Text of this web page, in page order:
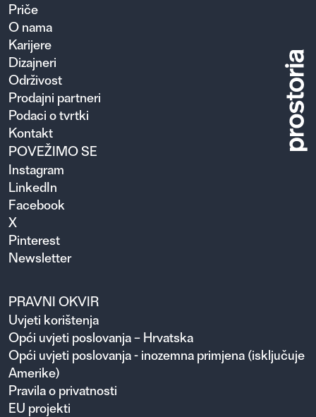
Priče
O nama
Karijere
Dizajneri
Održivost
Prodajni partneri
Podaci o tvrtki
Kontakt
POVEŽIMO SE
Instagram
LinkedIn
Facebook
X
Pinterest
Newsletter
PRAVNI OKVIR
Uvjeti korištenja
Opći uvjeti poslovanja – Hrvatska
Opći uvjeti poslovanja - inozemna primjena (isključuje
Amerike)
Pravila o privatnosti
EU projekti